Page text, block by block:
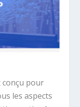
conçu pour
les aspects